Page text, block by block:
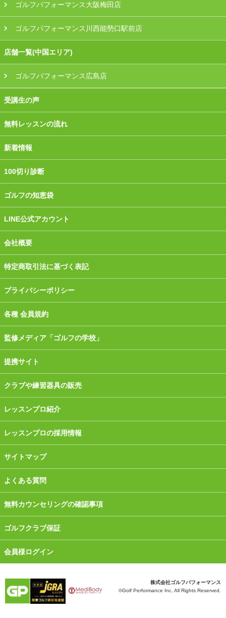
ゴルフパフォーマンス大阪梅田店
ゴルフパフォーマンス川西能勢口駅前店
店舗一覧(中国エリア)
ゴルフパフォーマンス広島店
受講生の声
無料レッスンの流れ
新着情報
100切り診断
ゴルフの知恵袋
LINE公式アカウント
会社概要
特定商取引法に基づく表記
プライバシーポリシー
各種 会員規約
監修メディア「ゴルフの学校」
提携サイト
クラブや練習器具の販売
レッスンプロ紹介
レッスンプロの採用情報
サイトマップ
よくある質問
無料カウンセリングの確認事項
ゴルフクラブ保証
会員様ログイン
株式会社ゴルフパフォーマンス
©Golf Performance Inc. All Rights Reserved.